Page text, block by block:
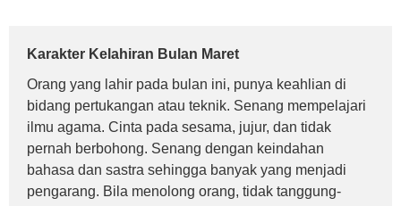
Karakter Kelahiran Bulan Maret
Orang yang lahir pada bulan ini, punya keahlian di
bidang pertukangan atau teknik. Senang mempelajari
ilmu agama. Cinta pada sesama, jujur, dan tidak
pernah berbohong. Senang dengan keindahan
bahasa dan sastra sehingga banyak yang menjadi
pengarang. Bila menolong orang, tidak tanggung-